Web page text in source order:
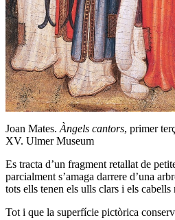
Joan Mates. Àngels cantors, primer
XV. Ulmer Museum
Es tracta d’un fragment retallat de
parcialment s’amaga darrere d’una
tots ells tenen els ulls clars i els
Tot i que la superfície pictòrica